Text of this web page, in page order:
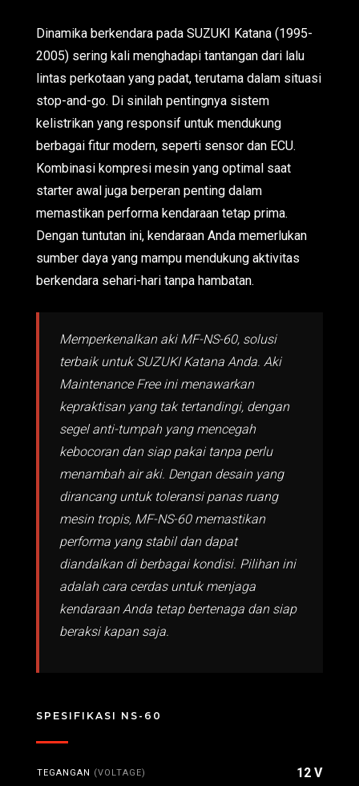
Dinamika berkendara pada SUZUKI Katana (1995-
2005) sering kali menghadapi tantangan dari lalu
lintas perkotaan yang padat, terutama dalam situasi
stop-and-go. Di sinilah pentingnya sistem
kelistrikan yang responsif untuk mendukung
berbagai fitur modern, seperti sensor dan ECU.
Kombinasi kompresi mesin yang optimal saat
starter awal juga berperan penting dalam
memastikan performa kendaraan tetap prima.
Dengan tuntutan ini, kendaraan Anda memerlukan
sumber daya yang mampu mendukung aktivitas
berkendara sehari-hari tanpa hambatan.
Memperkenalkan aki MF-NS-60, solusi
terbaik untuk SUZUKI Katana Anda. Aki
Maintenance Free ini menawarkan
kepraktisan yang tak tertandingi, dengan
segel anti-tumpah yang mencegah
kebocoran dan siap pakai tanpa perlu
menambah air aki. Dengan desain yang
dirancang untuk toleransi panas ruang
mesin tropis, MF-NS-60 memastikan
performa yang stabil dan dapat
diandalkan di berbagai kondisi. Pilihan ini
adalah cara cerdas untuk menjaga
kendaraan Anda tetap bertenaga dan siap
beraksi kapan saja.
SPESIFIKASI NS-60
TEGANGAN (VOLTAGE) 12 V